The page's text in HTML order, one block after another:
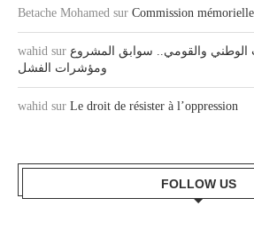
Betache Mohamed sur Commission
wahid sur الوطني والقومي.. سوابق المشروع
ومؤشرات الفشل
wahid sur Le droit de résister à l’oppression
FOLLOW US